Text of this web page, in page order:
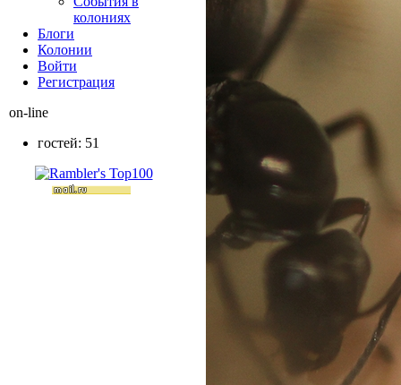
колониях
Блоги
Колонии
Войти
Peгиcтpaция
on-line
гостей: 51